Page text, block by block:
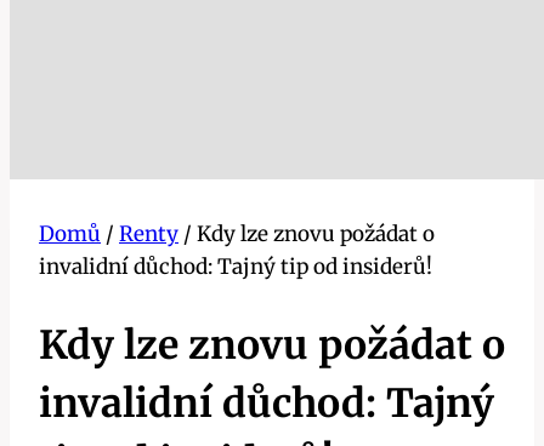
Domů / Renty / Kdy lze znovu požádat o
invalidní důchod: Tajný tip od insiderů!
Kdy lze znovu požádat o
invalidní důchod: Tajný